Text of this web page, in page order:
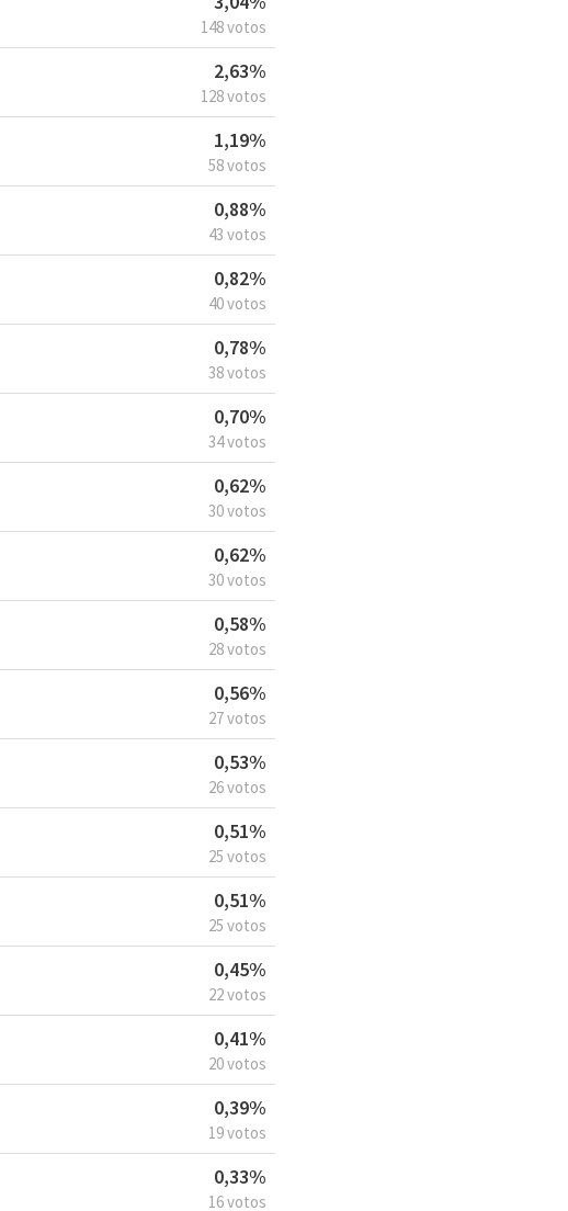
148 votos
2,63%
128 votos
1,19%
58 votos
0,88%
43 votos
0,82%
40 votos
0,78%
38 votos
0,70%
34 votos
0,62%
30 votos
0,62%
30 votos
0,58%
28 votos
0,56%
27 votos
0,53%
26 votos
0,51%
25 votos
0,51%
25 votos
0,45%
22 votos
0,41%
20 votos
0,39%
19 votos
0,33%
16 votos